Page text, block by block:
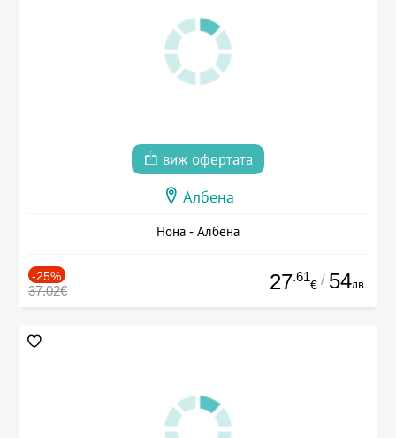
виж офертата
Албена
Нона - Албена
-25%
37.02€ 27.61
€ / 54лв.